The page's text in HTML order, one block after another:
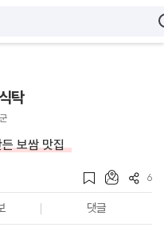
탁
보쌈 맛집
6
댓글